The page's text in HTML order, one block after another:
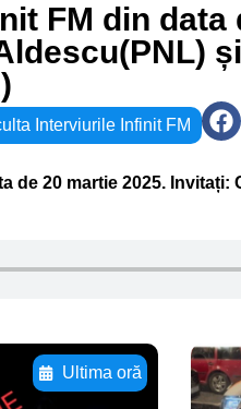
FM din data
Interviurile Infinit FM
de 20 martie 2025.
Ultima oră